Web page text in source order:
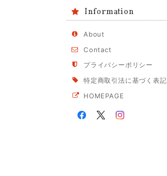
Information
About
Contact
プライバシーポリシー
特定商取引法に基づく表記
HOMEPAGE